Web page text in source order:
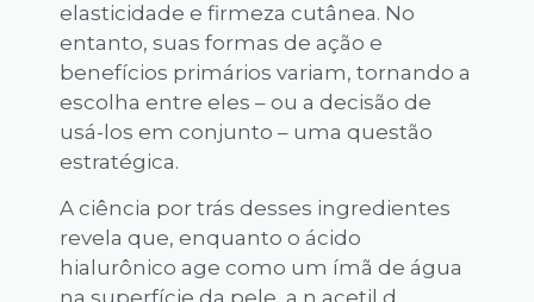
elasticidade e firmeza cutânea. No
entanto, suas formas de ação e
benefícios primários variam, tornando a
escolha entre eles – ou a decisão de
usá-los em conjunto – uma questão
estratégica.
A ciência por trás desses ingredientes
revela que, enquanto o ácido
hialurônico age como um ímã de água